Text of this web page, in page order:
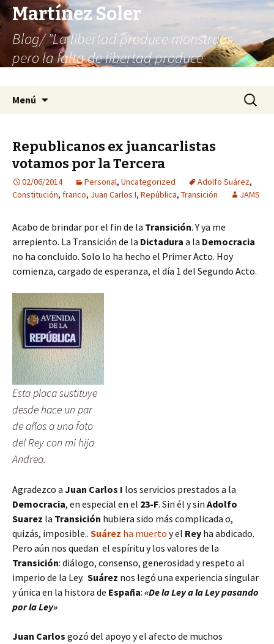
Martínez Soler
Blog/ "La libertad produce monstruos,
pero la falta de libertad produce
Menú Buscar:
Republicanos ex juancarlistas
votamos por la Tercera
02/06/2014 Personal, Uncategorized Adolfo Suárez,
Constitución, franco, Juan Carlos I, República, Transición JAMS
Acabo de brindar por el fin de la Transición. Y ya me
arrepiento. La Transición de la Dictadura a la Democracia
no ha concluido. Solo lo ha hecho el Primer Acto. Hoy
comienza, cargado de esperanza, el día 1 del Segundo Acto.
Esta placa sustituye
desde hace un par
de años a una foto
del Rey con mi hija
Andrea.
Agradezco a Juan Carlos I los servicios prestados a la
Democracia, en especial en el 23-F. Sin él y sin Adolfo
Suarez la Transición hubiera sido más complicada o,
quizás, imposible.. Suárez ha muerto y el Rey ha abdicado.
Pero aún nos quedan el espíritu y los valores de la
Transición: diálogo, consenso, generosidad y respeto al
imperio de la Ley. Suárez nos legó una experiencia singular
y única en la histora de España: «De la Ley a la Ley pasando
por la Ley»
Juan Carlos gozó del apoyo y el afecto de muchos